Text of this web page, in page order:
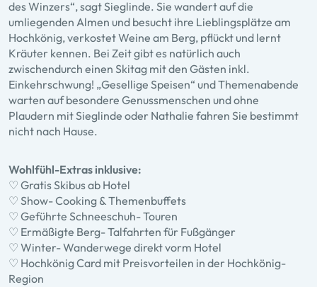
des Winzers“, sagt Sieglinde. Sie wandert auf die
umliegenden Almen und besucht ihre Lieblingsplätze am
Hochkönig, verkostet Weine am Berg, pflückt und lernt
Kräuter kennen. Bei Zeit gibt es natürlich auch
zwischendurch einen Skitag mit den Gästen inkl.
Einkehrschwung! „Gesellige Speisen“ und Themenabende
warten auf besondere Genussmenschen und ohne
Plaudern mit Sieglinde oder Nathalie fahren Sie bestimmt
nicht nach Hause.
Wohlfühl-Extras inklusive:
♡ Gratis Skibus ab Hotel
♡ Show- Cooking & Themenbuffets
♡ Geführte Schneeschuh- Touren
♡ Ermäßigte Berg- Talfahrten für Fußgänger
♡ Winter- Wanderwege direkt vorm Hotel
♡ Hochkönig Card mit Preisvorteilen in der Hochkönig-
Region